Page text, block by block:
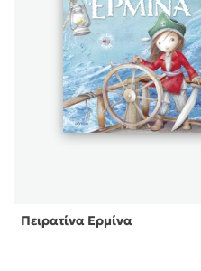
Πειρατίνα Ερμίνα